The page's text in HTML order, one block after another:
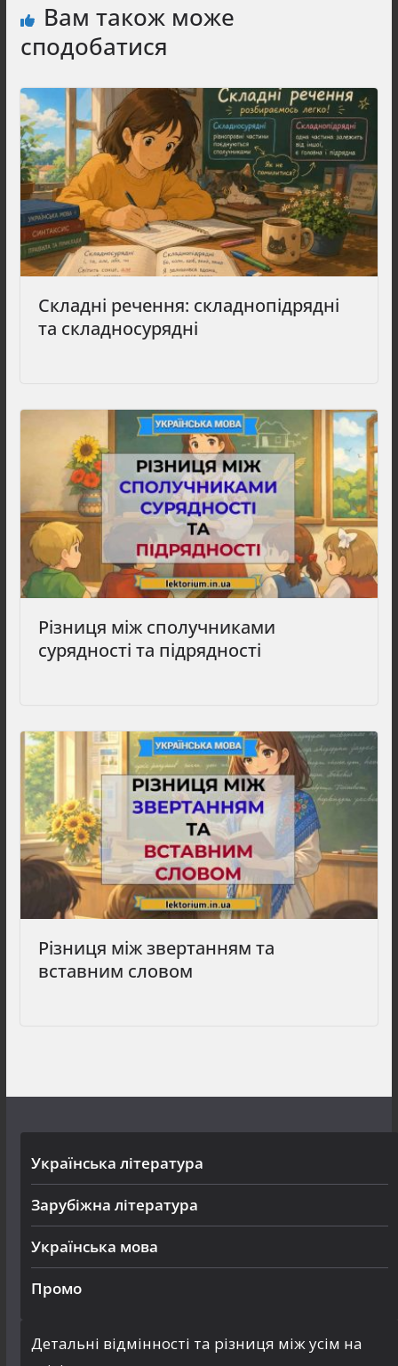
Вам також може
сподобатися
Складні речення: складнопідрядні
та складносурядні
Різниця між сполучниками
сурядності та підрядності
Різниця між звертанням та
вставним словом
Українська література
Зарубіжна література
Українська мова
Промо
Детальні відмінності та різниця між усім на